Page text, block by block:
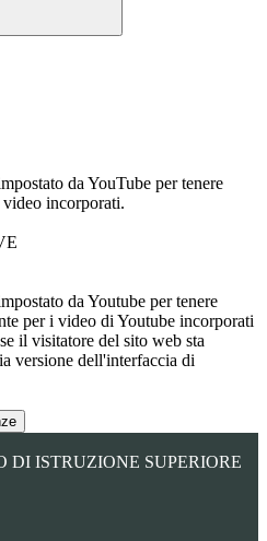
da YouTube per tenere
incorporati.
da Youtube per tenere
per i video di Youtube incorporati
il visitatore del sito web sta
versione dell'interfaccia di
DI ISTRUZIONE SUPERIORE